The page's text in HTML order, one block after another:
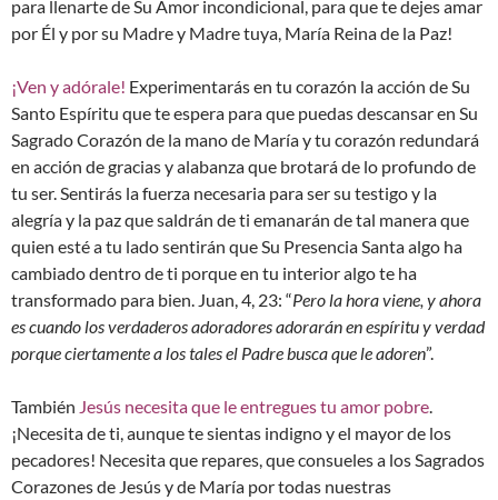
para llenarte de Su Amor incondicional, para que te dejes amar
por Él y por su Madre y Madre tuya, María Reina de la Paz!
¡Ven y adórale! Experimentarás en tu corazón la acción de Su
Santo Espíritu que te espera para que puedas descansar en Su
Sagrado Corazón de la mano de María y tu corazón redundará
en acción de gracias y alabanza que brotará de lo profundo de
tu ser. Sentirás la fuerza necesaria para ser su testigo y la
alegría y la paz que saldrán de ti emanarán de tal manera que
quien esté a tu lado sentirán que Su Presencia Santa algo ha
cambiado dentro de ti porque en tu interior algo te ha
transformado para bien. Juan, 4, 23: “Pero la hora viene, y ahora
es cuando los verdaderos adoradores adorarán en espíritu y verdad
porque ciertamente a los tales el Padre busca que le adoren”.
También Jesús necesita que le entregues tu amor pobre.
¡Necesita de ti, aunque te sientas indigno y el mayor de los
pecadores! Necesita que repares, que consueles a los Sagrados
Corazones de Jesús y de María por todas nuestras